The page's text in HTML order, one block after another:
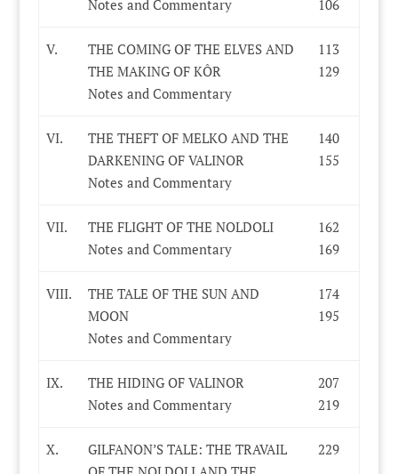
Notes and Commentary 106
V.
THE COMING OF THE ELVES AND
THE MAKING OF KÔR
Notes and Commentary
113
129
VI.
THE THEFT OF MELKO AND THE
DARKENING OF VALINOR
Notes and Commentary
140
155
VII.
THE FLIGHT OF THE NOLDOLI
Notes and Commentary
162
169
VIII.
THE TALE OF THE SUN AND
MOON
Notes and Commentary
174
195
IX.
THE HIDING OF VALINOR
Notes and Commentary
207
219
X.
GILFANON’S TALE: THE TRAVAIL
229